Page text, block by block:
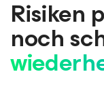
MEH
R
ERFA
HRE
N
Risiken
noch